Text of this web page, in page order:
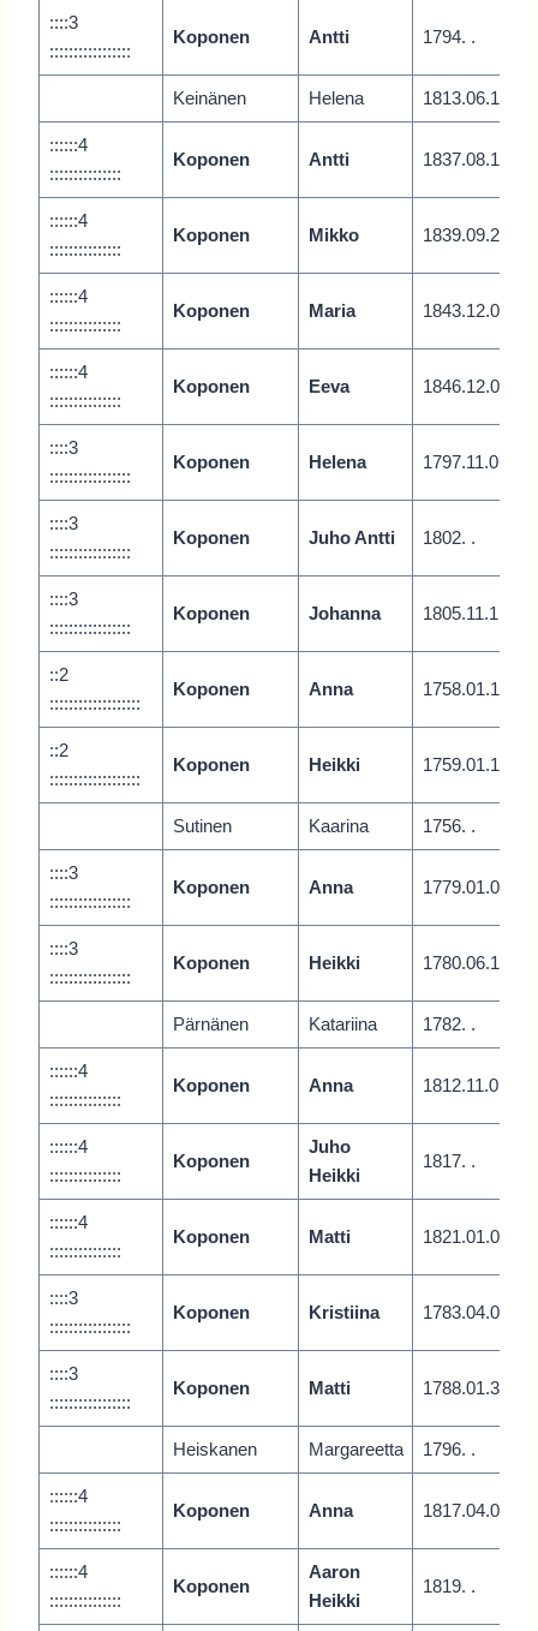
::::3
:::::::::::::::::
Koponen Antti 1794. .
Keinänen Helena 1813.06.1
::::::4
:::::::::::::::
Koponen Antti 1837.08.1
::::::4
:::::::::::::::
Koponen Mikko 1839.09.2
::::::4
:::::::::::::::
Koponen Maria 1843.12.0
::::::4
:::::::::::::::
Koponen Eeva 1846.12.0
::::3
:::::::::::::::::
Koponen Helena 1797.11.0
::::3
:::::::::::::::::
Koponen Juho Antti 1802. .
::::3
:::::::::::::::::
Koponen Johanna 1805.11.1
::2
:::::::::::::::::::
Koponen Anna 1758.01.1
::2
:::::::::::::::::::
Koponen Heikki 1759.01.1
Sutinen Kaarina 1756. .
::::3
:::::::::::::::::
Koponen Anna 1779.01.0
::::3
:::::::::::::::::
Koponen Heikki 1780.06.1
Pärnänen Katariina 1782. .
::::::4
:::::::::::::::
Koponen Anna 1812.11.0
::::::4
:::::::::::::::
Koponen
Juho
Heikki
1817. .
::::::4
:::::::::::::::
Koponen Matti 1821.01.0
::::3
:::::::::::::::::
Koponen Kristiina 1783.04.0
::::3
:::::::::::::::::
Koponen Matti 1788.01.3
Heiskanen Margareetta 1796. .
::::::4
:::::::::::::::
Koponen Anna 1817.04.0
::::::4
:::::::::::::::
Koponen
Aaron
Heikki
1819. .